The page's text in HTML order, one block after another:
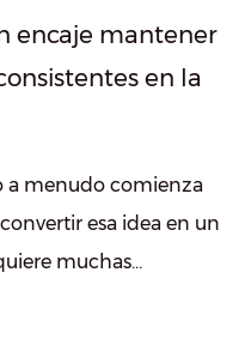
encaje mantener
en la
esa idea en un
muchas
los fabri...